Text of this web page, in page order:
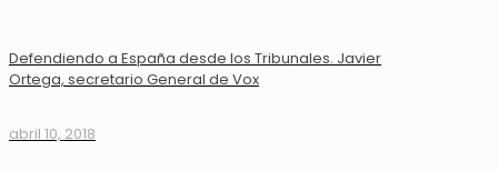
Defendiendo a España desde los Tribunales. Javier
Ortega, secretario General de Vox
abril 10, 2018